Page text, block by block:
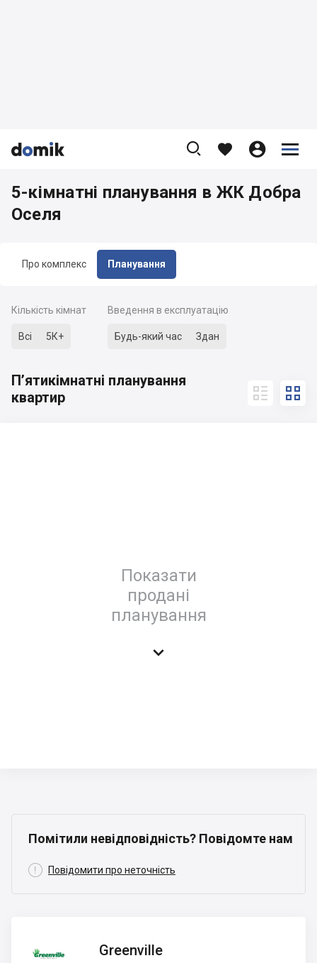


    


Про комплекс Планування
5-кімнатні планування в ЖК Добра
Оселя
Кількість кімнат
Всі 5К+
Введення в експлуатацію
Будь-який час Здан
П’‎ятикімнатні планування
квартир
 
Показати
продані
планування

Помітили невідповідність? Повідомте нам
 Повідомити про неточність
Greenville